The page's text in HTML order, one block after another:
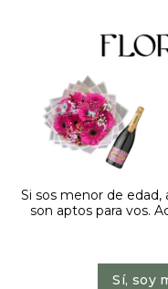
NOMBRE
Si sos menor de
son aptos para vos.